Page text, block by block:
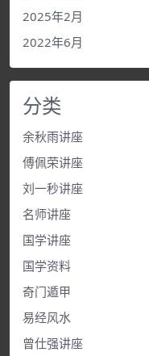
2025年2月
2022年6月
分类
余秋雨讲座
傅佩荣讲座
刘一秒讲座
名师讲座
国学讲座
国学资料
奇门遁甲
易经风水
曾仕强讲座